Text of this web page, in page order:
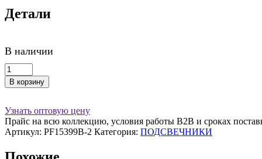
Детали
В наличии
Количество
товара
Подсвечник
см,
стекло,
прозрачный,
В корзину
Узнать оптовую цену
Прайс на всю коллекцию, условия работы В2В и сроках
Артикул: PF15399B-2 Категория: ПОДСВЕЧНИКИ